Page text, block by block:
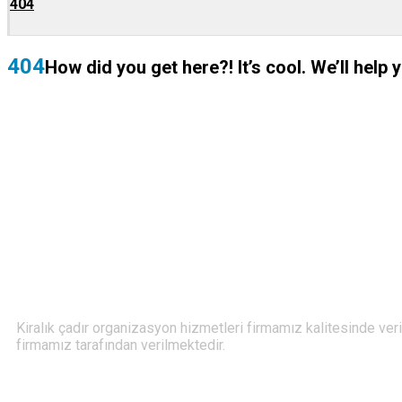
404
404How did you get here?! It’s cool. We’ll help
Kiralık çadır organizasyon hizmetleri firmamız kalitesinde
firmamız tarafından verilmektedir.